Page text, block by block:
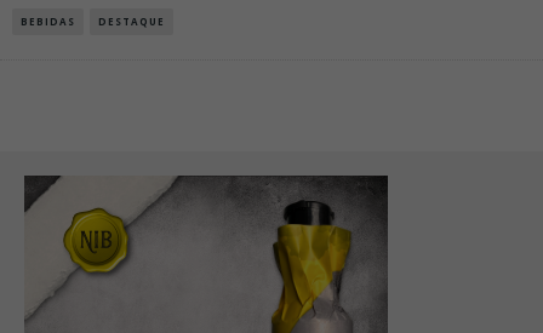
BEBIDAS DESTAQUE